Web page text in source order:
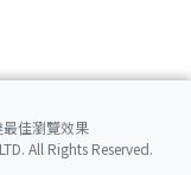
佳瀏覽效果
All Rights Reserved.